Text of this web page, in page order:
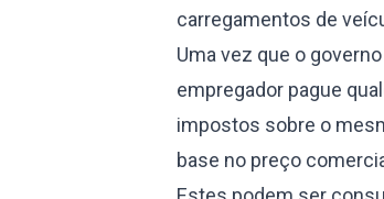
carregamentos de
Uma vez que o
empregador pague
impostos sobre o
base no preço